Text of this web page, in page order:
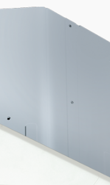
AUX